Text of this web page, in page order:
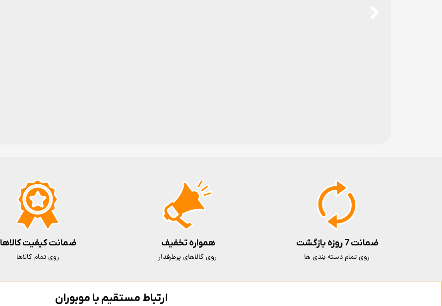
ارتباط مستقیم با موبوران
ضمانت 7 روزه بازگشت
روی تمام دسته بندی ها
ضمانت کیفیت کالاها
روی تمام کالاها
همواره تخفیف
روی کالاهای پرطرفدار